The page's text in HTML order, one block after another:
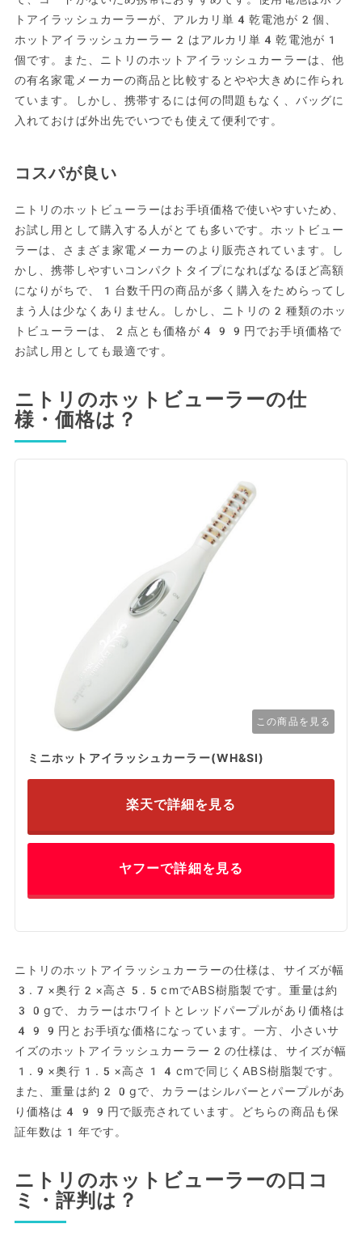
トアイラッシュカーラーが、アルカリ単4乾電池が2個、
ホットアイラッシュカーラー2はアルカリ単4乾電池が1
個です。また、ニトリのホットアイラッシュカーラーは、他
の有名家電メーカーの商品と比較するとやや大きめに作られ
ています。しかし、携帯するには何の問題もなく、バッグに
入れておけば外出先でいつでも使えて便利です。
コスパが良い
ニトリのホットビューラーはお手頃価格で使いやすいため、
お試し用として購入する人がとても多いです。ホットビュー
ラーは、さまざま家電メーカーのより販売されています。し
かし、携帯しやすいコンパクトタイプになればなるほど高額
になりがちで、1台数千円の商品が多く購入をためらってし
まう人は少なくありません。しかし、ニトリの2種類のホッ
トビューラーは、2点とも価格が499円でお手頃価格で
お試し用としても最適です。
ニトリのホットビューラーの仕
様・価格は？
この商品を見る
ミニホットアイラッシュカーラー(WH&SI)
楽天で詳細を見る
ヤフーで詳細を見る
ニトリのホットアイラッシュカーラーの仕様は、サイズが幅
3.7×奥行2×高さ5.5cmでABS樹脂製です。重量は約
30gで、カラーはホワイトとレッドパープルがあり価格は
499円とお手頃な価格になっています。一方、小さいサ
イズのホットアイラッシュカーラー2の仕様は、サイズが幅
1.9×奥行1.5×高さ14cmで同じくABS樹脂製です。
また、重量は約20gで、カラーはシルバーとパープルがあ
り価格は499円で販売されています。どちらの商品も保
証年数は1年です。
ニトリのホットビューラーの口コ
ミ・評判は？